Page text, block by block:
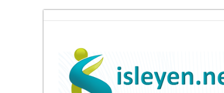
ISLEYEN.NET
All-in-One IT Platform